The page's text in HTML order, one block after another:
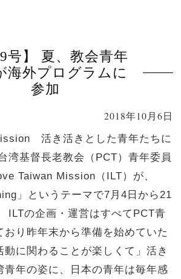
号】 夏、教会青年
海外プログラムに
参加
2018年10月6日
活き活きとした青年たちに
基督長老教会（PCT）青年委員
Taiwan Mission（ILT）が、
」というテーマで7月4日から21
の企画・運営はすべてPCT青
おり昨年末から準備を始めていた
動に関わることが楽しくて」活き
青年の姿に、日本の青年は毎年感